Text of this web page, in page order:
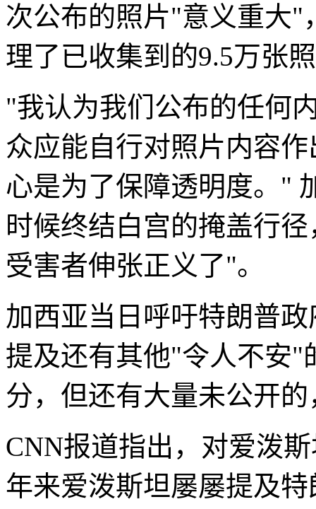
次公布的照片"意义重大"
理了已收集到的9.5万张
"我认为我们公布的任何
众应能自行对照片内容
心是为了保障透明度。"
时候终结白宫的掩盖行
受害者伸张正义了"。
加西亚当日呼吁特朗普
提及还有其他"令人不安"
分，但还有大量未公开
CNN报道指出，对爱泼
年来爱泼斯坦屡屡提及